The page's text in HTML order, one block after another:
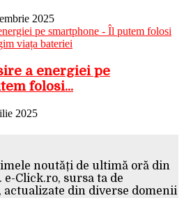
2025
a energiei pe
folosi...
2025
noutăți de ultimă oră din
Click.ro, sursa ta de
din diverse domenii